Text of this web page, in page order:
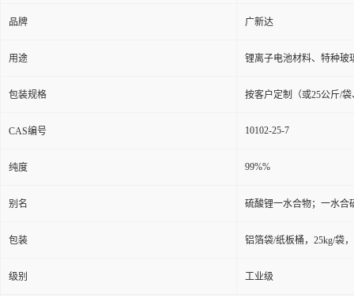
品牌 广新达
用途 锂离子电池材料、特种玻
包装规格 按客户定制（或25公斤/
CAS编号 10102-25-7
纯度 99%%
别名 硫酸锂一水合物；一水合
包装 铝箔袋/纸板桶，25kg/袋
级别 工业级